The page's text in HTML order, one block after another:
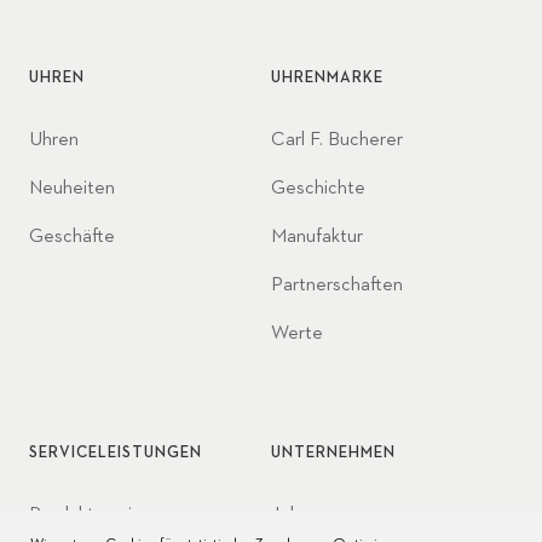
UHREN
Uhren
Neuheiten
Geschäfte
UHRENMARKE
Carl F. Bucherer
Geschichte
Manufaktur
Partnerschaften
Werte
SERVICELEISTUNGEN
Produktservice
UNTERNEHMEN
Jobs